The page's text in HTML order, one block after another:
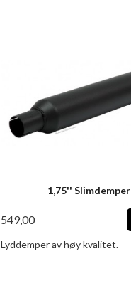
1,75'' Slimdemper
549,00
Lyddemper av høy kvalitet.